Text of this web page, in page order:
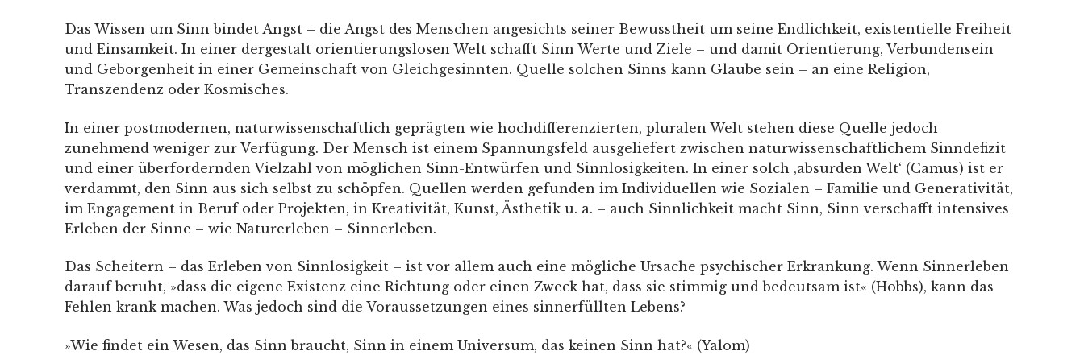
Das Wissen um Sinn bindet Angst – die Angst des Menschen angesichts seiner Bewusstheit um seine Endlichkeit, existentielle Freiheit
und Einsamkeit. In einer dergestalt orientierungslosen Welt schafft Sinn Werte und Ziele – und damit Orientierung, Verbundensein
und Geborgenheit in einer Gemeinschaft von Gleichgesinnten. Quelle solchen Sinns kann Glaube sein – an eine Religion,
Transzendenz oder Kosmisches.
In einer postmodernen, naturwissenschaftlich geprägten wie hochdifferenzierten, pluralen Welt stehen diese Quelle jedoch
zunehmend weniger zur Verfügung. Der Mensch ist einem Spannungsfeld ausgeliefert zwischen naturwissenschaftlichem Sinndefizit
und einer überfordernden Vielzahl von möglichen Sinn-Entwürfen und Sinnlosigkeiten. In einer solch ‚absurden Welt‘ (Camus) ist er
verdammt, den Sinn aus sich selbst zu schöpfen. Quellen werden gefunden im Individuellen wie Sozialen – Familie und Generativität,
im Engagement in Beruf oder Projekten, in Kreativität, Kunst, Ästhetik u. a. – auch Sinnlichkeit macht Sinn, Sinn verschafft intensives
Erleben der Sinne – wie Naturerleben – Sinnerleben.
Das Scheitern – das Erleben von Sinnlosigkeit – ist vor allem auch eine mögliche Ursache psychischer Erkrankung. Wenn Sinnerleben
darauf beruht, »dass die eigene Existenz eine Richtung oder einen Zweck hat, dass sie stimmig und bedeutsam ist« (Hobbs), kann das
Fehlen krank machen. Was jedoch sind die Voraussetzungen eines sinnerfüllten Lebens?
»Wie findet ein Wesen, das Sinn braucht, Sinn in einem Universum, das keinen Sinn hat?« (Yalom)